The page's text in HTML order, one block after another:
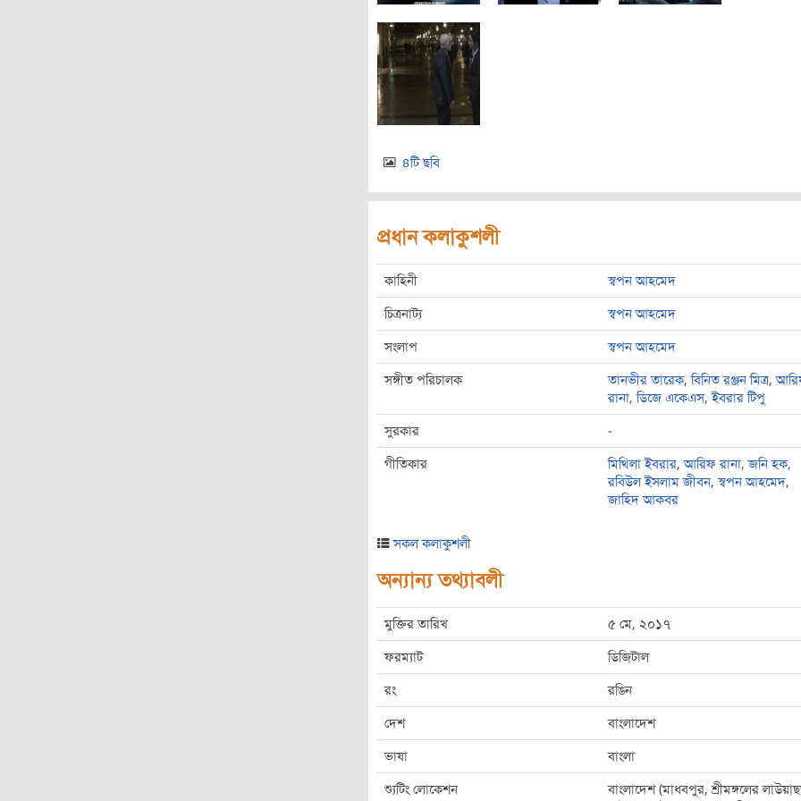
৪টি ছবি
প্রধান কলাকুশলী
কাহিনী স্বপন আহমেদ
চিত্রনাট্য স্বপন আহমেদ
সংলাপ স্বপন আহমেদ
সঙ্গীত পরিচালক তানভীর তারেক,বিনিত রঞ্জন মিত্র,
রানা,ডিজে একেএস,ইবরার টিপু
সুরকার -
গীতিকার মিথিলা ইবরার,আরিফ রানা,জনি হক,
রবিউল ইসলাম জীবন,স্বপন আহমেদ,
জাহিদ আকবর
সকল কলাকুশলী
অন্যান্য তথ্যাবলী
মুক্তির তারিখ ৫ মে, ২০১৭
ফরম্যাট ডিজিটাল
রং রঙিন
দেশ বাংলাদেশ
ভাষা বাংলা
শ্যুটিং লোকেশন
বাংলাদেশ (মাধবপুর, শ্রীমঙ্গলের